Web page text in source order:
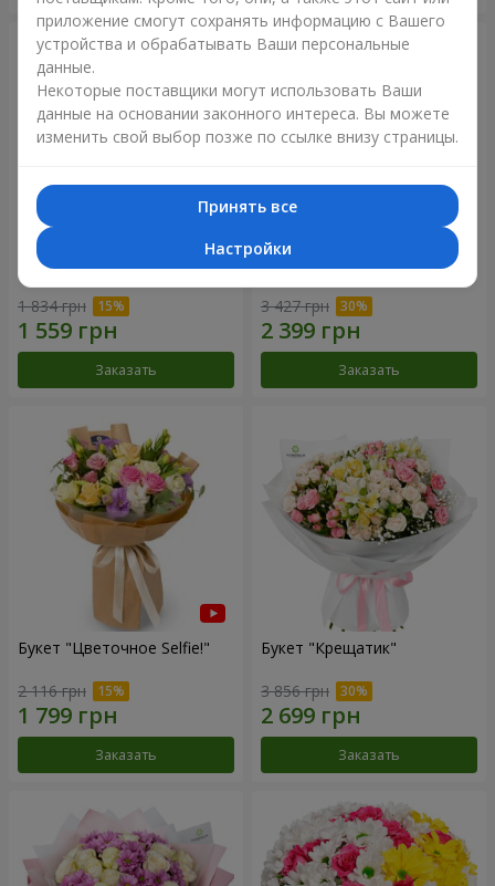
Букет "Диор"
1 834 грн
Заказать
Букет "Цветные сны"
3 427 грн
Заказать
Букет "Цветочное Selfie!"
2 116 грн
Заказать
Букет "Крещатик"
3 856 грн
Заказать
приложение смогут сохранять информацию с Вашего
устройства и обрабатывать Ваши персональные
данные.
Некоторые поставщики могут использовать Ваши
данные на основании законного интереса. Вы можете
изменить свой выбор позже по ссылке внизу страницы.
Принять все
Настройки